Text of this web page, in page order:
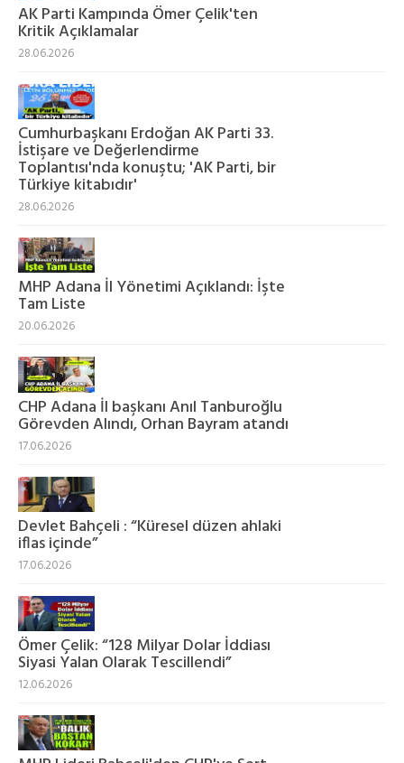
AK Parti Kampında Ömer Çelik'ten
Kritik Açıklamalar
28.06.2026
Cumhurbaşkanı Erdoğan AK Parti 33.
İstişare ve Değerlendirme
Toplantısı'nda konuştu; 'AK Parti, bir
Türkiye kitabıdır'
28.06.2026
MHP Adana İl Yönetimi Açıklandı: İşte
Tam Liste
20.06.2026
CHP Adana İl başkanı Anıl Tanburoğlu
Görevden Alındı, Orhan Bayram atandı
17.06.2026
Devlet Bahçeli : “Küresel düzen ahlaki
iflas içinde”
17.06.2026
Ömer Çelik: “128 Milyar Dolar İddiası
Siyasi Yalan Olarak Tescillendi”
12.06.2026